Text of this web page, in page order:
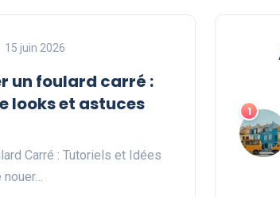
15 juin 2026
un foulard carré :
looks et astuces
Carré : Tutoriels et Idées